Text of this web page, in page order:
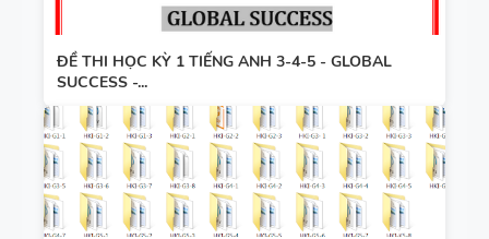
ĐỀ THI HỌC KỲ 1 TIẾNG ANH 3-4-5 - GLOBAL
SUCCESS -...